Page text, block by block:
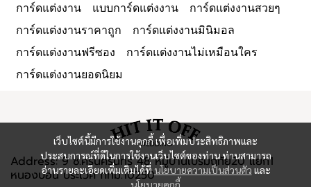
การ์ดแต่งงาน แบบการ์ดแต่งงาน
การ์ดแต่งงานสวยๆ
การ์ดแต่งงานราคาถูก
การ์ดแต่งงานมินิมอล
การ์ดแต่งงานฟรีซอง
การ์ดแต่งงานไม่เหมือนใคร
การ์ดแต่งงานยอดนิยม
เว็บไซต์นี้มีการใช้งานคุกกี้ เพื่อเพิ่มประสิทธิภาพและ
ประสบการณ์ที่ดีในการใช้งานเว็บไซต์ของท่าน ท่านสามารถ
อ่านรายละเอียดเพิ่มเติมได้ที่นโยบายความเป็นส่วนตัว และ
นโยบายคุกกี้
Address: 9 ซ.ศรีนครินทร์ 48 หมู่บ้านเปรมฤทัย20 แยก1
หนองบอน ประเวศ กทม.10250